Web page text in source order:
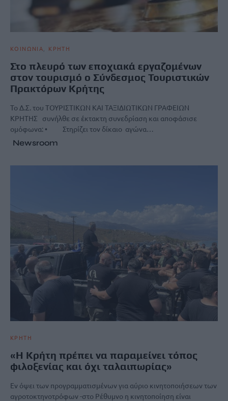
ΚΟΙΝΩΝΙΑ ΚΡΗΤΗ
Στο πλευρό των εποχιακά εργαζομένων
στον τουρισμό ο Σύνδεσμος Τουριστικών
Πρακτόρων Κρήτης
Το Δ.Σ. του ΤΟΥΡΙΣΤΙΚΩΝ ΚΑΙ ΤΑΞΙΔΙΩΤΙΚΩΝ ΓΡΑΦΕΙΩΝ
ΚΡΗΤΗΣ συνήλθε σε έκτακτη συνεδρίαση και αποφάσισε
ομόφωνα: • Στηρίζει τον δίκαιο αγώνα…
Newsroom
ΚΡΗΤΗ
«Η Κρήτη πρέπει να παραμείνει τόπος
φιλοξενίας και όχι ταλαιπωρίας»
Εν όψει των προγραμματισμένων για αύριο κινητοποιήσεων των
αγροτοκτηνοτρόφων -στο Ρέθυμνο η κινητοποίηση είναι